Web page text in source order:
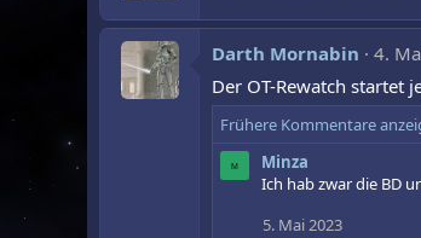
Darth Mornabin
4.
Der OT-Rewatch startet
Frühere Kommentare
M
Minza
Ich hab zwar die BD
5. Mai 2023